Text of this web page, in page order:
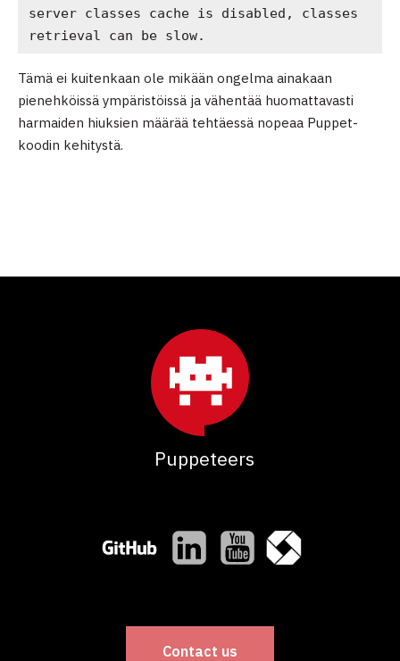
server classes cache is disabled, classes
retrieval can be slow.
Tämä ei kuitenkaan ole mikään ongelma ainakaan
pienehköissä ympäristöissä ja vähentää huomattavasti
harmaiden hiuksien määrää tehtäessä nopeaa Puppet-
koodin kehitystä.
Puppeteers
Contact us